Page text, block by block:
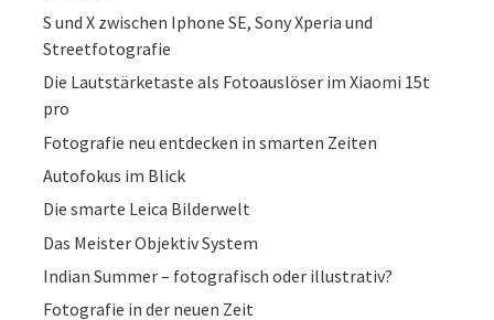
S und X zwischen Iphone SE, Sony Xperia und
Streetfotografie
Die Lautstärketaste als Fotoauslöser im Xiaomi 15t
pro
Fotografie neu entdecken in smarten Zeiten
Autofokus im Blick
Die smarte Leica Bilderwelt
Das Meister Objektiv System
Indian Summer – fotografisch oder illustrativ?
Fotografie in der neuen Zeit